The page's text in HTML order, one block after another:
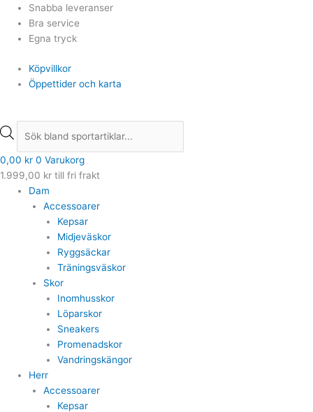
Hoppa
innehåll
Snabba leveranser
Bra service
Egna tryck
Köpvillkor
Öppettider och karta
Products
search
0,00 kr 0 Varukorg
1.999,00 kr till fri frakt
Dam
Accessoarer
Kepsar
Midjeväskor
Ryggsäckar
Träningsväskor
Skor
Inomhusskor
Löparskor
Sneakers
Promenadskor
Vandringskängor
Herr
Accessoarer
Kepsar
Products
search